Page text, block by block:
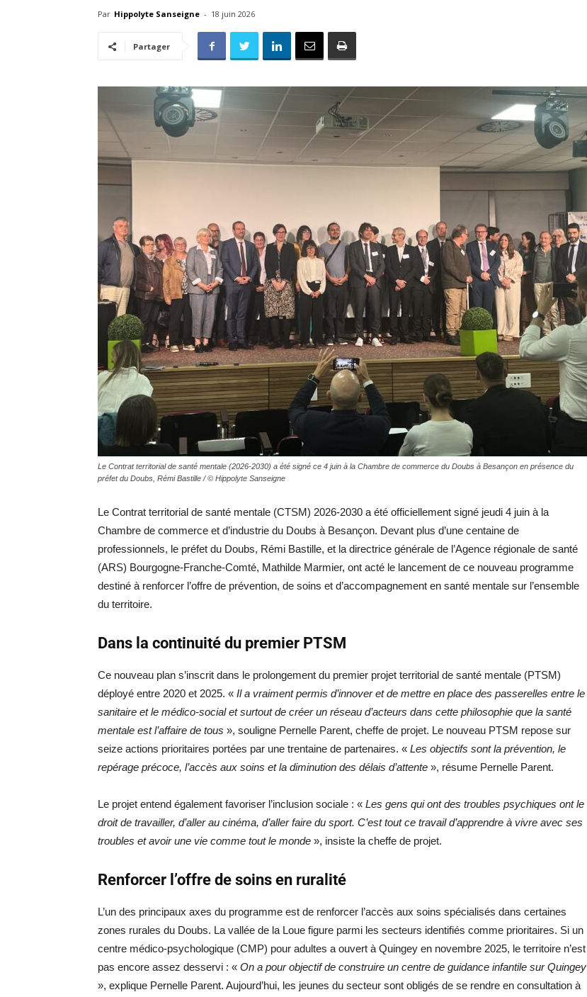
l'info
locale
–
Hebdo25
Par Hippolyte Sanseigne - 18 juin 2026
Partager
Le Contrat territorial de santé mentale (2026-2030) a été signé ce 4 juin à la Chambre de commerce du Doubs à Besançon en présence du
préfet du Doubs, Rémi Bastille / © Hippolyte Sanseigne
Le Contrat territorial de santé mentale (CTSM) 2026-2030 a été officiellement signé jeudi 4 juin à la
Chambre de commerce et d’industrie du Doubs à Besançon. Devant plus d’une centaine de
professionnels, le préfet du Doubs, Rémi Bastille, et la directrice générale de l’Agence régionale de santé
(ARS) Bourgogne-Franche-Comté, Mathilde Marmier, ont acté le lancement de ce nouveau programme
destiné à renforcer l’offre de prévention, de soins et d’accompagnement en santé mentale sur l’ensemble
du territoire.
Dans la continuité du premier PTSM
Ce nouveau plan s’inscrit dans le prolongement du premier projet territorial de santé mentale (PTSM)
déployé entre 2020 et 2025. « Il a vraiment permis d’innover et de mettre en place des passerelles entre le
sanitaire et le médico-social et surtout de créer un réseau d’acteurs dans cette philosophie que la santé
mentale est l’affaire de tous », souligne Pernelle Parent, cheffe de projet. Le nouveau PTSM repose sur
seize actions prioritaires portées par une trentaine de partenaires. « Les objectifs sont la prévention, le
repérage précoce, l’accès aux soins et la diminution des délais d’attente », résume Pernelle Parent.
Le projet entend également favoriser l’inclusion sociale : « Les gens qui ont des troubles psychiques ont le
droit de travailler, d’aller au cinéma, d’aller faire du sport. C’est tout ce travail d’apprendre à vivre avec ses
troubles et avoir une vie comme tout le monde », insiste la cheffe de projet.
Renforcer l’offre de soins en ruralité
L’un des principaux axes du programme est de renforcer l’accès aux soins spécialisés dans certaines
zones rurales du Doubs. La vallée de la Loue figure parmi les secteurs identifiés comme prioritaires. Si un
centre médico-psychologique (CMP) pour adultes a ouvert à Quingey en novembre 2025, le territoire n’est
pas encore assez desservi : « On a pour objectif de construire un centre de guidance infantile sur Quingey
», explique Pernelle Parent. Aujourd’hui, les jeunes du secteur sont obligés de se rendre en consultation à